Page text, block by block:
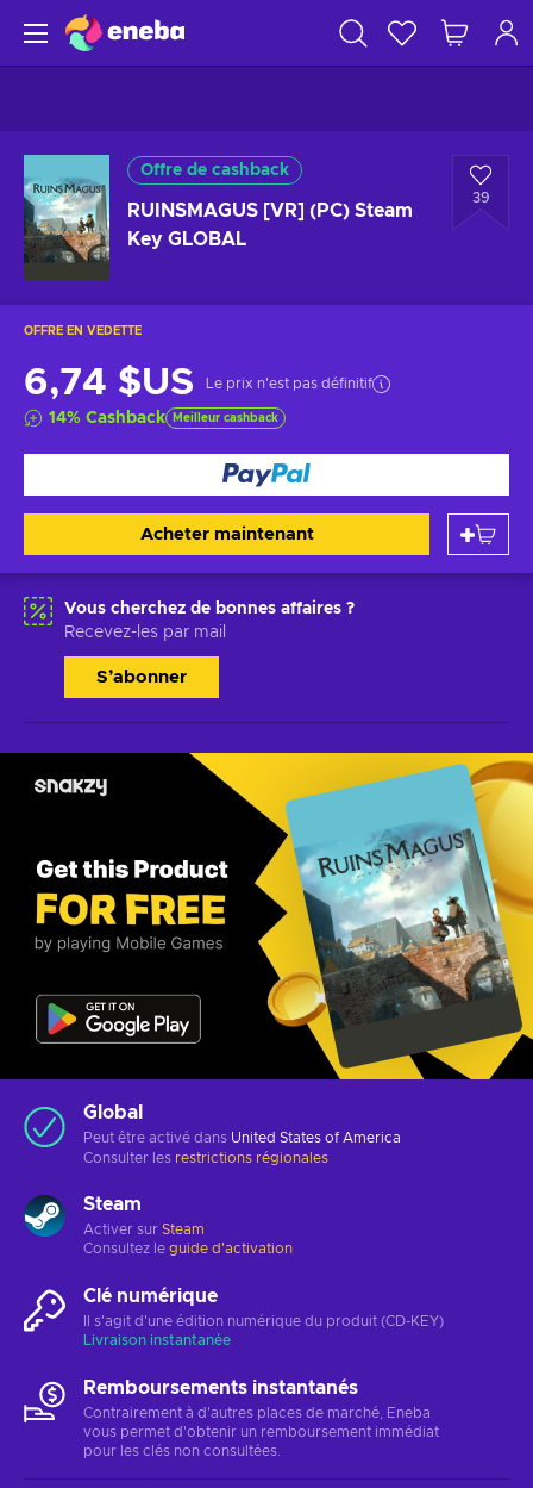
Offre de cashback
RUINSMAGUS [VR] (PC) Steam
Key GLOBAL
39
OFFRE EN VEDETTE
6,74 $US Le prix n'est pas définitif
14% Cashback Meilleur cashback
Acheter maintenant
Vous cherchez de bonnes affaires ?
Recevez-les par mail
S’abonner
Global
Peut être activé dans United States of America
Consulter les restrictions régionales
Steam
Activer sur Steam
Consultez le guide d'activation
Clé numérique
Il s'agit d'une édition numérique du produit (CD-KEY)
Livraison instantanée
Remboursements instantanés
Contrairement à d'autres places de marché, Eneba
vous permet d'obtenir un remboursement immédiat
pour les clés non consultées.